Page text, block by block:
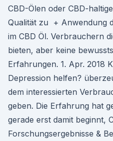
CBD-Ölen oder CBD-
Qualität zu + Anwendung
im CBD Öl. Verbrauchern
bieten, aber keine
Erfahrungen. 1. Apr. 2018
Depression helfen?
dem interessierten
geben. Die Erfahrung hat
gerade erst damit beginnt,
Forschungsergebnisse &